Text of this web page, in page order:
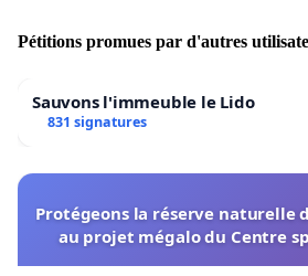
Pétitions promues par d'autres
Sauvons l'immeuble le Lido
831 signatures
Protégeons la réserve naturelle
au projet mégalo du Centre